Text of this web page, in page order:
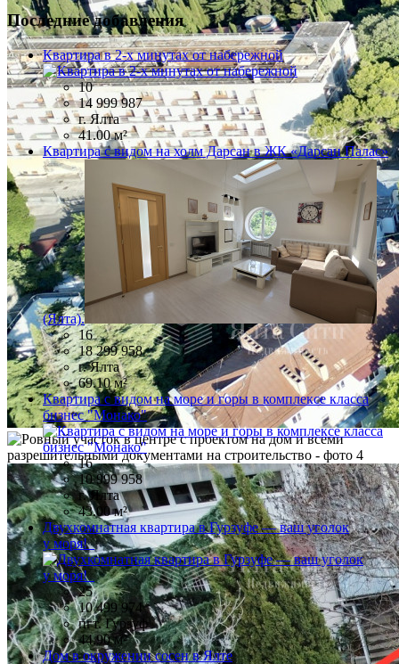
Последние добавления
Квартира в 2-х минутах от набережной
10
14 999 987
г. Ялта
41.00 м²
Квартира с видом на холм Дарсан в ЖК «Дарсан Палас»
(Ялта).
16
18 299 958
г. Ялта
69.10 м²
Квартира с видом на море и горы в комплексе класса
бизнес "Монако"
16
10 999 958
г. Ялта
43.00 м²
Двухкомнатная квартира в Гурзуфе — ваш уголок
у моря!
25
10 499 974
пгт. Гурзуф
44.90 м²
Дом в окружении сосен в Ялте